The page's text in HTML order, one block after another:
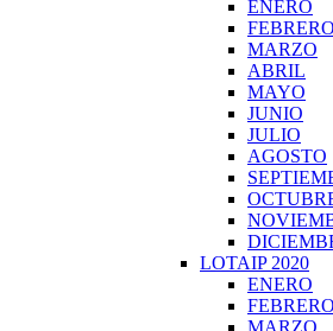
ENERO
FEBRERO
MARZO
ABRIL
MAYO
JUNIO
JULIO
AGOSTO
LOTAIP 2020
ENERO
FEBRERO
MARZO